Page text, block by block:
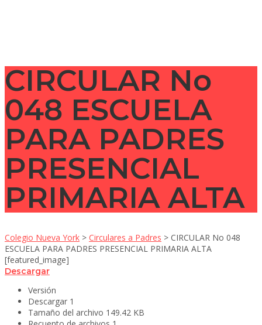
CIRCULAR No
048 ESCUELA
PARA PADRES
PRESENCIAL
PRIMARIA ALTA
Colegio Nueva York > Circulares a Padres > CIRCULAR No 048
ESCUELA PARA PADRES PRESENCIAL PRIMARIA ALTA
[featured_image]
Descargar
Versión
Descargar 1
Tamaño del archivo 149.42 KB